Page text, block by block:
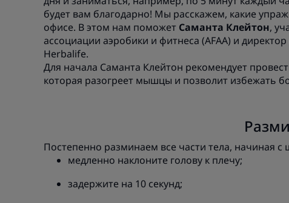
будет вам благодарно! Мы расскажем, какие
офисе. В этом нам поможет Саманта Клейтон,
ассоциации аэробики и фитнеса (AFAA) и
Herbalife.
Для начала Саманта Клейтон рекомендует
которая разогреет мышцы и позволит избежать
Постепенно разминаем все части тела, начиная с
медленно наклоните голову к плечу;
задержите на 10 секунд;